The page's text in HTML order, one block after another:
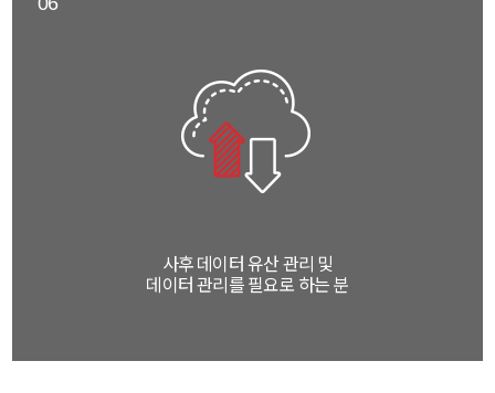
사후 데이터 유산 관리 및
데이터 관리를 필요로 하는 분